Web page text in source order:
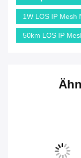
1W LOS IP Mesh
50km LOS IP